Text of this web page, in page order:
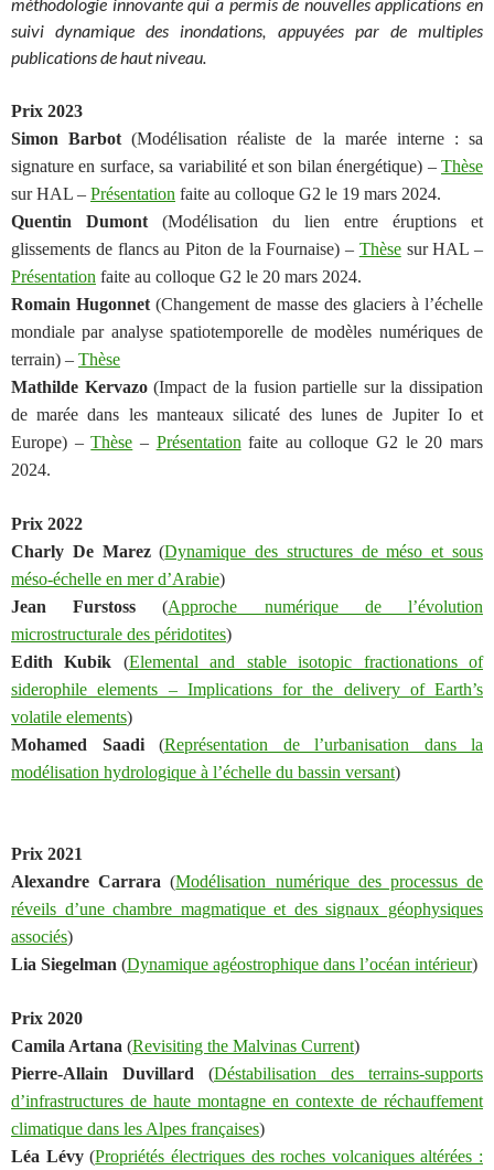
suivi dynamique des inondations, appuyées par de multiples
publications de haut niveau.
Prix 2023
Simon Barbot(Modélisation réaliste de la marée interne : sa
signature en surface, sa variabilité et son bilan énergétique) – Thèse
sur HAL – Présentation faite au colloque G2 le 19 mars 2024.
Quentin Dumont (Modélisation du lien entre éruptions et
glissements de flancs au Piton de la Fournaise) – Thèsesur HAL –
Présentation faite au colloque G2 le 20 mars 2024.
Romain Hugonnet (Changement de masse des glaciers à l’échelle
mondiale par analyse spatiotemporelle de modèles numériques de
terrain) – Thèse
Mathilde Kervazo(Impact de la fusion partielle sur la dissipation
de marée dans les manteaux silicaté des lunes de Jupiter Io et
Europe) –Thèse – Présentation faite au colloque G2 le 20 mars
2024.
Prix 2022
Charly De Marez(Dynamique des structures de méso et sous
méso-échelle en mer d’Arabie)
Jean Furstoss(Approche numérique de l’évolution
microstructurale des péridotites)
Edith Kubik (Elemental and stable isotopic fractionations of
siderophile elements – Implications for the delivery of Earth’s
volatile elements)
Mohamed Saadi(Représentation de l’urbanisation dans la
modélisation hydrologique à l’échelle du bassin versant)
Prix 2021
Alexandre Carrara (Modélisation numérique des processus de
réveils d’une chambre magmatique et des signaux géophysiques
associés)
Lia Siegelman (Dynamique agéostrophique dans l’océan intérieur)
Prix 2020
Camila Artana (Revisiting the Malvinas Current)
Pierre-Allain Duvillard (Déstabilisation des terrains-supports
d’infrastructures de haute montagne en contexte de réchauffement
climatique dans les Alpes françaises)
Léa Lévy(Propriétés électriques des roches volcaniques altérées :